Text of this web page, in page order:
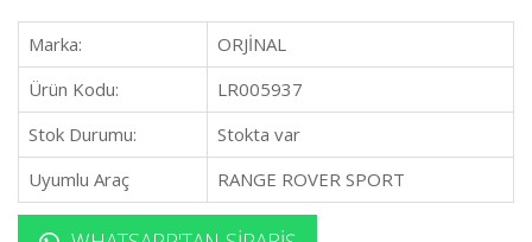
Marka:
ORJİNAL
Ürün Kodu:
LR005937
Stok Durumu:
Stokta var
Uyumlu Araç
RANGE ROVER SPORT